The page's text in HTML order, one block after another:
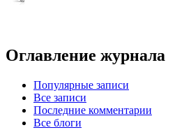
Оглавление журнала
Популярные записи
Все записи
Последние комментарии
Все блоги